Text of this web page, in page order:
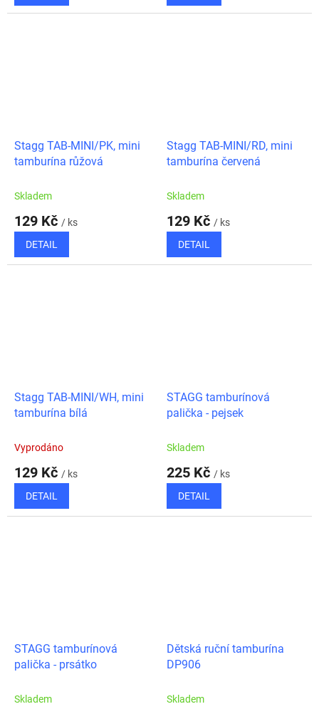
Stagg TAB-MINI/PK, mini
tamburína růžová
Skladem
129 Kč / ks
DETAIL
Stagg TAB-MINI/RD, mini
tamburína červená
Skladem
129 Kč / ks
DETAIL
Stagg TAB-MINI/WH, mini
tamburína bílá
Vyprodáno
129 Kč / ks
DETAIL
STAGG tamburínová
palička - pejsek
Skladem
225 Kč / ks
DETAIL
STAGG tamburínová
palička - prsátko
Skladem
Dětská ruční tamburína
DP906
Skladem